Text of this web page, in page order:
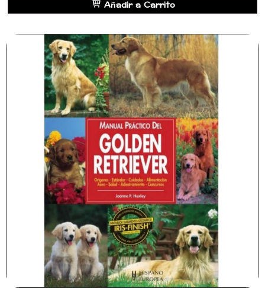
Añadir a Carrito